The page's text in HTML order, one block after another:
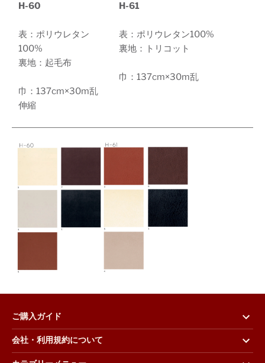
H-60
表：ポリウレタン
100%
裏地：起毛布
巾：137cm×30m乱
伸縮
H-61
表：ポリウレタン100%
裏地：トリコット
巾：137cm×30m乱
ご購入ガイド
会社・利用規約について